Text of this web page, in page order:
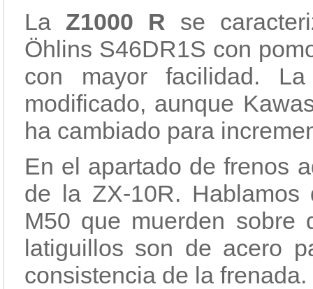
La Z1000 R se
Öhlins S46DR1S con
con mayor facilidad.
modificado, aunque
ha cambiado para
En el apartado de frenos
de la ZX-10R. Hablamos
M50 que muerden sobre
latiguillos son de acero
consistencia de la frenada.